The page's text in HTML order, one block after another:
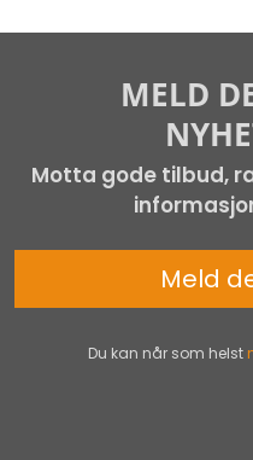
MELD
Motta gode tilbud,
Du kan når som helst
Meld